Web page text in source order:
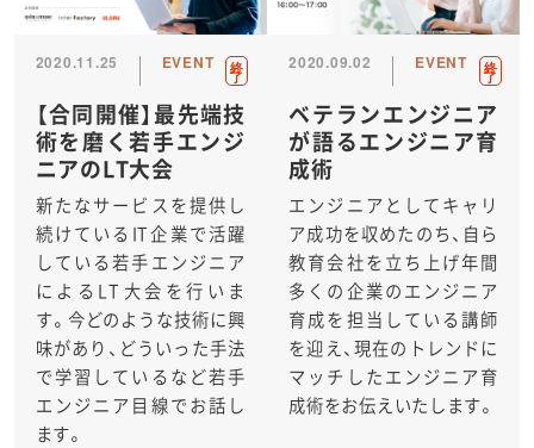
2020.11.25 EVENT 終
了
【合同開催】最先端技
術を磨く若手エンジ
ニアのLT大会
新たなサービスを提供し
続けているIT企業で活躍
している若手エンジニア
によるLT大会を行いま
す。今どのような技術に興
味があり、どういった手法
で学習しているなど若手
エンジニア目線でお話し
ます。
2020.09.02 EVENT 終
了
ベテランエンジニア
が語るエンジニア育
成術
エンジニアとしてキャリ
ア成功を収めたのち、自ら
教育会社を立ち上げ年間
多くの企業のエンジニア
育成を担当している講師
を迎え、現在のトレンドに
マッチしたエンジニア育
成術をお伝えいたします。